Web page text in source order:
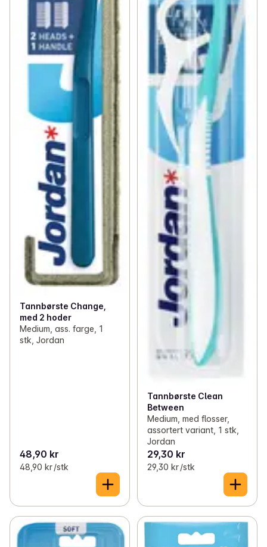
Tannbørste Change,
med 2 hoder
Medium, ass. farge, 1
stk, Jordan
48,90 kr
48,90 kr /stk
Tannbørste Clean
Between
Medium, med flosser,
assortert variant, 1 stk,
Jordan
29,30 kr
29,30 kr /stk